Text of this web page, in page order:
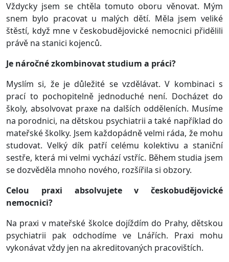
Vždycky jsem se chtěla tomuto oboru věnovat. Mým
snem bylo pracovat u malých dětí. Měla jsem veliké
štěstí, když mne v českobudějovické nemocnici přidělili
právě na stanici kojenců.
Je náročné zkombinovat studium a práci?
Myslím si, že je důležité se vzdělávat. V kombinaci s
prací to pochopitelně jednoduché není. Docházet do
školy, absolvovat praxe na dalších odděleních. Musíme
na porodnici, na dětskou psychiatrii a také například do
mateřské školky. Jsem každopádně velmi ráda, že mohu
studovat. Velký dík patří celému kolektivu a staniční
sestře, která mi velmi vychází vstříc. Během studia jsem
se dozvěděla mnoho nového, rozšířila si obzory.
Celou praxi absolvujete v českobudějovické
nemocnici?
Na praxi v mateřské školce dojíždím do Prahy, dětskou
psychiatrii pak odchodíme ve Lnářích. Praxi mohu
vykonávat vždy jen na akreditovaných pracovištích.